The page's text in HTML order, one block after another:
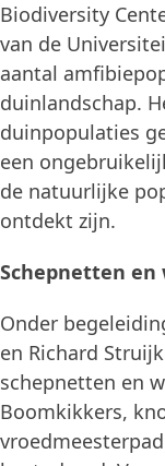
Biodiversity
van de
aantal
duinlandschap.
duinpopulaties
een
de natuurlijke
ontdekt zijn.
Schepnetten en
Onder
en Richard
schepnetten en
Boomkikkers,